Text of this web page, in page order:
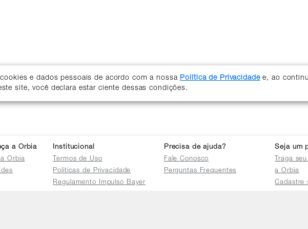
e dados pessoais de acordo com a nossa Política de Privacidadee, ao
site, você declara estar ciente dessas condições.
a Orbia
Orbia
Institucional
Termos de Uso
Políticas de Privacidade
Regulamento Impulso Bayer
Precisa de ajuda?
Fale Conosco
Perguntas Frequentes
Seja um
Traga
a Orbia
Cadastre